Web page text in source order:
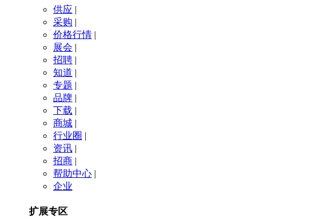
供应 |
采购 |
价格行情 |
展会 |
招聘 |
知道 |
专题 |
品牌 |
下载 |
商城 |
行业圈 |
资讯 |
招商 |
帮助中心 |
企业
扩展专区